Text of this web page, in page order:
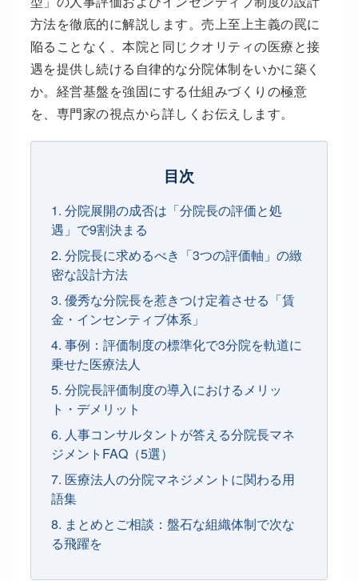
方法を徹底的に解説します。売上至上主義の罠に
陥ることなく、本院と同じクオリティの医療と接
遇を提供し続ける自律的な分院体制をいかに築く
か。経営基盤を強固にする仕組みづくりの極意
を、専門家の視点から詳しくお伝えします。
目次
1. 分院展開の成否は「分院長の評価と処
遇」で9割決まる
2. 分院長に求めるべき「3つの評価軸」の緻
密な設計方法
3. 優秀な分院長を惹きつけ定着させる「賃
金・インセンティブ体系」
4. 事例：評価制度の標準化で3分院を軌道に
乗せた医療法人
5. 分院長評価制度の導入におけるメリッ
ト・デメリット
6. 人事コンサルタントが答える分院長マネ
ジメントFAQ（5選）
7. 医療法人の分院マネジメントに関わる用
語集
8. まとめとご相談：盤石な組織体制で次な
る飛躍を